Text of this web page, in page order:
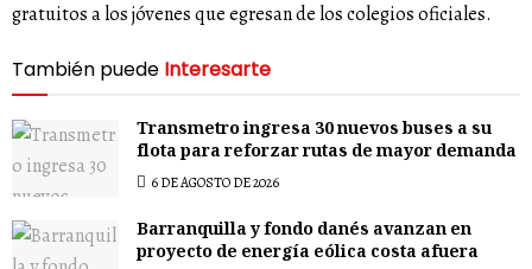
gratuitos a los jóvenes que egresan de los colegios oficiales.
También puede Interesarte
Transmetro ingresa 30 nuevos buses a su
flota para reforzar rutas de mayor demanda
6 DE AGOSTO DE 2026
Barranquilla y fondo danés avanzan en
proyecto de energía eólica costa afuera